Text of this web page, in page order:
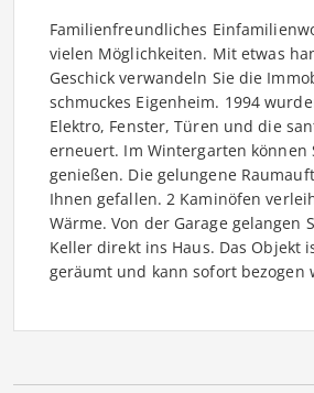
Familienfreundliches
vielen Möglichkeiten. Mit etwas
Geschick verwandeln Sie die
schmuckes Eigenheim. 1994
Elektro, Fenster, Türen und die
erneuert. Im Wintergarten können
genießen. Die gelungene
Ihnen gefallen. 2 Kaminöfen
Wärme. Von der Garage gelangen
Keller direkt ins Haus. Das Objekt
geräumt und kann sofort bezogen